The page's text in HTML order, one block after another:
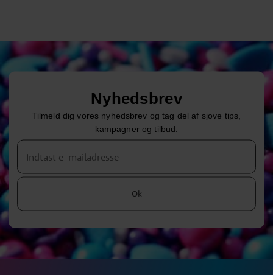
Nyhedsbrev
Tilmeld dig vores nyhedsbrev og tag del af sjove tips,
kampagner og tilbud.
Ok